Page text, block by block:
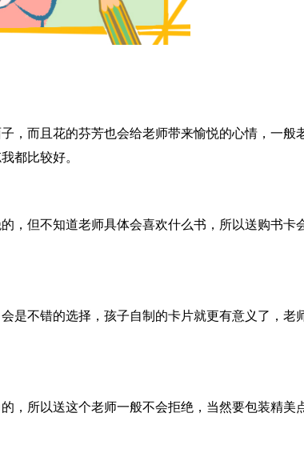
，而且花的芬芳也会给老师带来愉悦的心情，一般
都比较好。
，但不知道老师具体会喜欢什么书，所以送购书卡
是不错的选择，孩子自制的卡片就更有意义了，老
，所以送这个老师一般不会拒绝，当然要包装精美